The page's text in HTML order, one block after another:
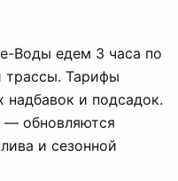
Воды едем 3 часа по
трассы. Тарифы
и подсадок.
— обновляются
и сезонной